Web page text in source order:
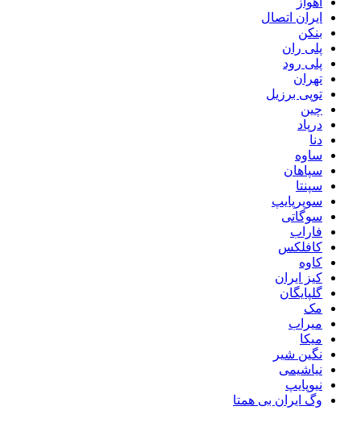
ایران اتصال
بنکن
پلی ران
پلی رود
تهران
توپی برزیل
چین
درپاد
دنا
ساوه
سپاهان
سپنتا
سوپرپایپ
سوگاتی
فاراب
کافلکس
کاوه
کیز ایران
گلپایگان
مک
میراب
میکا
نگین شیر
نیاشیمی
نیوپایپ
وگ ایران بی همتا